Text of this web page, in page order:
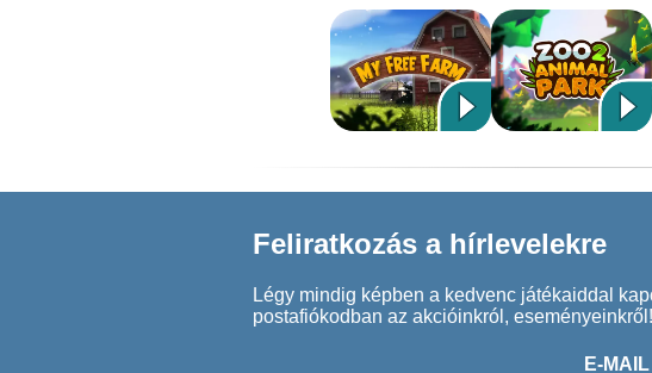
Feliratkozás a hírlevelekre
Légy mindig képben a kedvenc játékaiddal
postafiókodban az akcióinkról, eseményeinkről!
E-MAIL